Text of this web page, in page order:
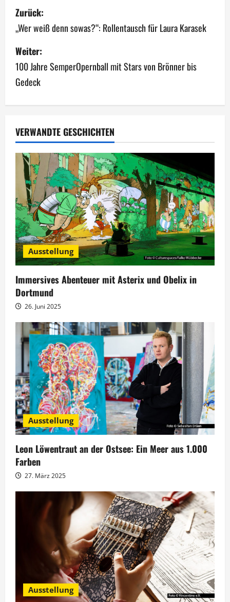
B
e
i
t
r
g
s
a
v
i
g
a
t
i
o
n
Zurück:
„Wer weiß denn sowas?“: Rollentausch für Laura Karasek
Weiter:
100 Jahre SemperOpernball mit Stars von Brönner bis
Gedeck
VERWANDTE GESCHICHTEN
Ausstellung
Immersives Abenteuer mit Asterix und Obelix in
Dortmund
26. Juni 2025
Ausstellung
Leon Löwentraut an der Ostsee: Ein Meer aus 1.000
Farben
27. März 2025
Ausstellung